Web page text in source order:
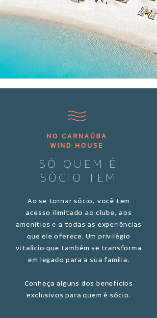
NO CARNAÚBA
WIND HOUSE
SÓ QUEM É
SÓCIO TEM
Ao se tornar sócio, você tem
acesso ilimitado ao clube, aos
amenities e a todas as experiências
que ele oferece. Um privilégio
vitalício que também se transforma
em legado para a sua família.
Conheça alguns dos benefícios
exclusivos para quem é sócio.